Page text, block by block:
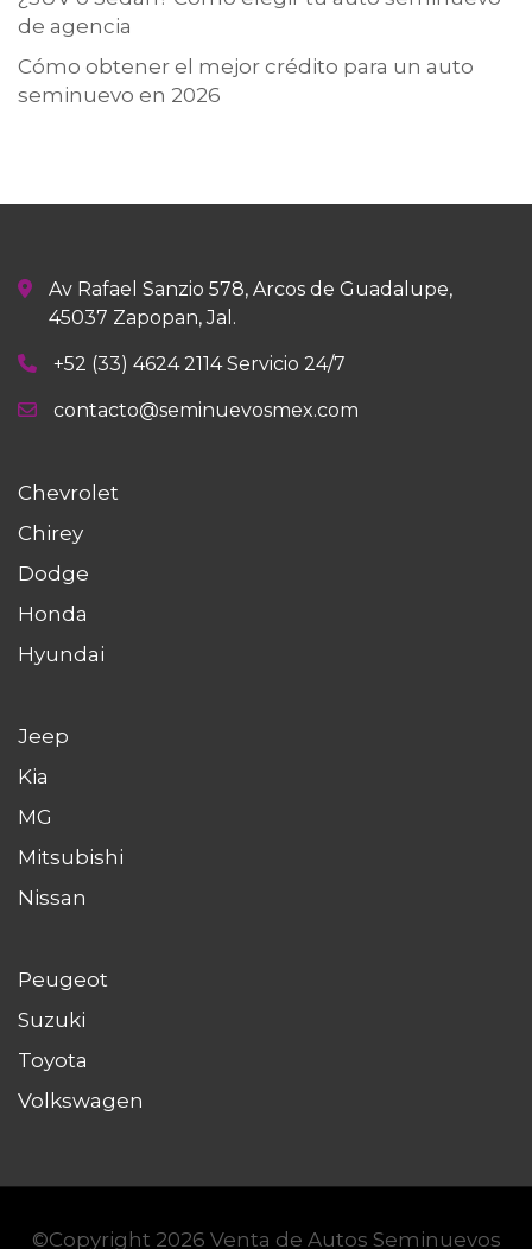
de agencia
Cómo obtener el mejor crédito para un auto
seminuevo en 2026
Av Rafael Sanzio 578, Arcos de Guadalupe,
45037 Zapopan, Jal.
+52 (33) 4624 2114 Servicio 24/7
contacto@seminuevosmex.com
Chevrolet
Chirey
Dodge
Honda
Hyundai
Jeep
Kia
MG
Mitsubishi
Nissan
Peugeot
Suzuki
Toyota
Volkswagen
©Copyright 2026 Venta de Autos Seminuevos